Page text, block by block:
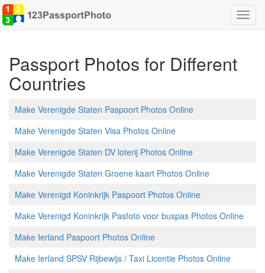
Passport Photos for Different
Countries
Make Verenigde Staten Paspoort Photos Online
Make Verenigde Staten Visa Photos Online
Make Verenigde Staten DV loterij Photos Online
Make Verenigde Staten Groene kaart Photos Online
Make Verenigd Koninkrijk Paspoort Photos Online
Make Verenigd Koninkrijk Pasfoto voor buspas Photos Online
Make Ierland Paspoort Photos Online
Make Ierland SPSV Rijbewijs / Taxi Licentie Photos Online